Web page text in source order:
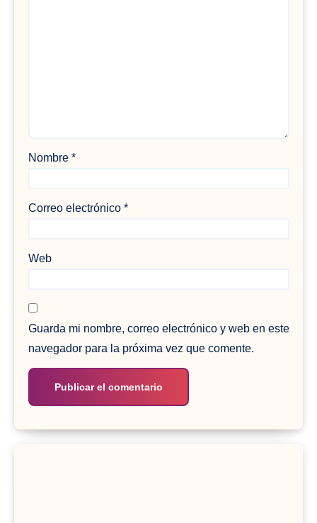
Nombre *
Correo electrónico *
Web
Guarda mi nombre, correo electrónico y web en este
navegador para la próxima vez que comente.